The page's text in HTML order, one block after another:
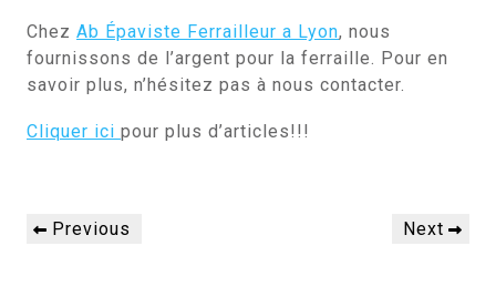
Chez Ab Épaviste Ferrailleur a Lyon, nous
fournissons de l’argent pour la ferraille. Pour en
savoir plus, n’hésitez pas à nous contacter.
Cliquer ici pour plus d’articles!!!
Navigation
dePrevious
Previous
Next
Next